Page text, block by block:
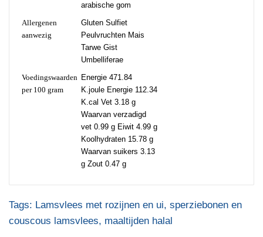
arabische gom
Allergenen
aanwezig
Gluten Sulfiet
Peulvruchten Mais
Tarwe Gist
Umbelliferae
Voedingswaarden
per 100 gram
Energie 471.84
K.joule Energie 112.34
K.cal Vet 3.18 g
Waarvan verzadigd
vet 0.99 g Eiwit 4.99 g
Koolhydraten 15.78 g
Waarvan suikers 3.13
g Zout 0.47 g
Tags: Lamsvlees met rozijnen en ui, sperziebonen en
couscous lamsvlees, maaltijden halal